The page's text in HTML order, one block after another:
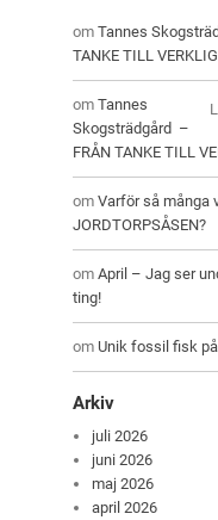
omTannes
TANKE TILL
omTannes
Skogsträdgård –
FRÅN TANKE TILL
omVarför så många
JORDTORPSÅSEN?
omApril – Jag ser
ting!
om Unik fossil fisk
Arkiv
juli 2026
juni 2026
maj 2026
april 2026